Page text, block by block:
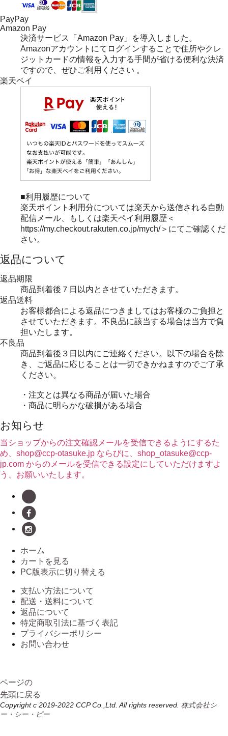
PayPay
Amazon Pay
決済サービス「Amazon Pay」を導入しました。
Amazonアカウントにてログインすることで住所やクレ
ジットカードの情報を入力する手間が省ける便利な決済
ですので、ぜひご利用ください 。
楽天ペイ
■利用履歴について
楽天ポイント利用分については楽天から送信される自動
配信メール、もしくは楽天ペイ利用履歴＜
https://my.checkout.rakuten.co.jp/mych/＞にてご確認くだ
さい。
返品について
返品期限
商品到着後７日以内とさせていただきます。
返品送料
お客様都合による返品につきましてはお客様のご負担と
させていただきます。不良品に該当する場合は当方で負
担いたします。
不良品
商品到着後３日以内にご連絡ください。以下の場合を除
き、ご返品に応じることは一切できかねますのでご了承
ください。
・注文とは異なる商品が届いた場合
・商品に明らかな破損がある場合
お知らせ
当ショップからの注文確認メールを受信できるようにするた
め、shop@ccp-otasuke.jp ならびに、shop_otasuke@ccp-
jp.com からのメールを受信できる設定にしていただけますよ
う、お願いいたします。
ホーム
カートを見る
PC版表示に切り替える
支払い方法について
配送・送料について
返品について
特定商取引法に基づく表記
プライバシーポリシー
お問い合わせ
ページの
先頭に戻る
Copyright c 2019-2022 CCP Co.,Ltd. All rights reserved. 株式会社シ
ー・シー・ピー